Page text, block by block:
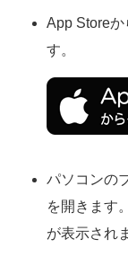
App Store
す。
パソコンの
を開きます
が表示され